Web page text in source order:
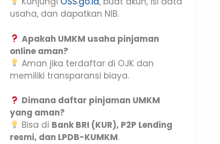
usaha, dan dapatkan NIB.
Apakah UMKM usaha pinjaman
online aman?
Aman jika terdaftar di OJK dan
memiliki transparansi biaya.
Dimana daftar pinjaman UMKM
yang aman?
Bisa di Bank BRI (KUR), P2P Lending
resmi, dan LPDB-KUMKM.